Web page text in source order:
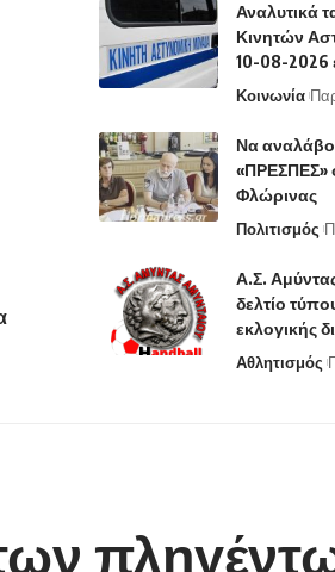
Αναλυτικά
Κινητών
10-08-2026
Κοινωνία
Να
«ΠΡΕΣΠΕΣ»
Φλώρινας
Πολιτισμός
Α.Σ.
δελτίο
εκλογικής
Αθλητισμός